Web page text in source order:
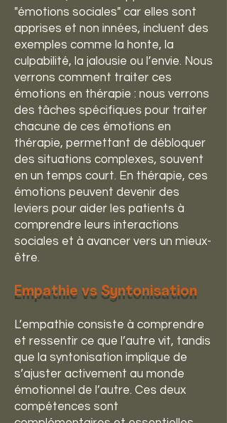
"émotions sociales" car elles sont
apprises et non innées, incluent des
exemples comme la honte, la
culpabilité, la jalousie ou l’envie. Nous
verrons comment traiter ces
émotions en thérapie : nous verrons
des tâches spécifiques pour traiter
chacune de ces émotions en
thérapie, permettant de débloquer
des situations complexes, souvent
en un temps court. En thérapie, ces
émotions peuvent devenir des
leviers pour aider les patients à
comprendre leurs interactions
sociales et à avancer vers un mieux-
être.
Empathie vs Syntonisation
L’empathie consiste à comprendre
et ressentir ce que l’autre vit, tandis
que la syntonisation implique de
s’ajuster activement au monde
émotionnel de l’autre. Ces deux
compétences sont